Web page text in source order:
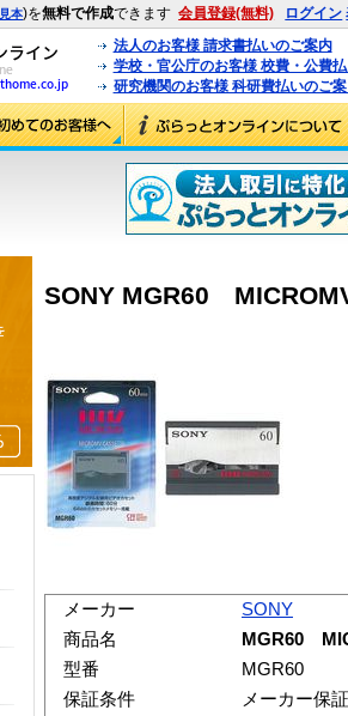
見本)を無料で作成できます 会員登録(無料) ログイン
法人のお客様 請求書払いのご案内
学校・官公庁のお客様 校費・公費
研究機関のお客様 科研費払いのご
SONY MGR60
メーカー
SONY
商品名
MGR60
型番
MGR60
保証条件
メーカー保証